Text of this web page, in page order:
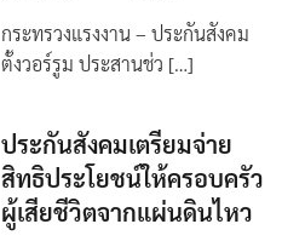
Byกอง
บรรณาธิการ
31 มีนาคม
2025
กระทรวงแรงงาน – ประกันสังคม
ประกันสังคมเตรียมจ่าย
สิทธิประโยชน์ให้ครอบครัว